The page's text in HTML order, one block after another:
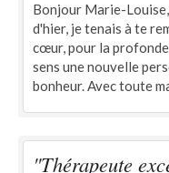
Bonjour Marie-
d'hier, je tenais à te
cœur, pour la
sens une nouvelle
bonheur. Avec toute
"Thérapeute